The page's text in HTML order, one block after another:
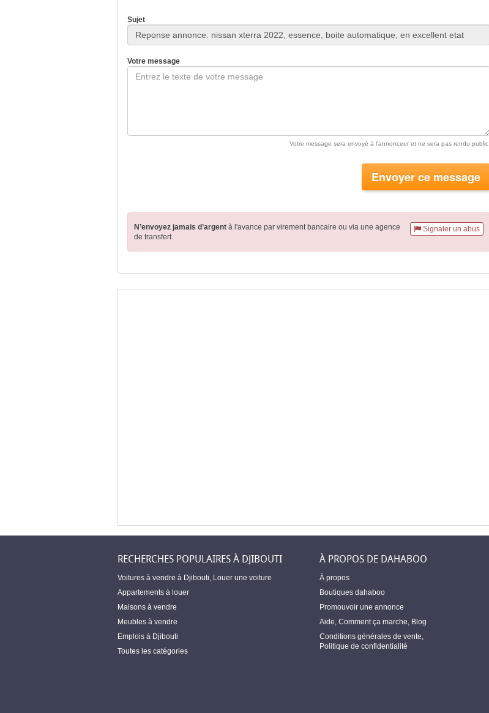
Sujet
Votre message
Votre message sera envoyé à l'annonceur et ne sera pas rendu public.
Envoyer ce message
Signaler un abus
N’envoyez jamais d’argent à l'avance par virement bancaire ou via une agence
de transfert.
RECHERCHES POPULAIRES À DJIBOUTI
Voitures à vendre à Djibouti Louer une voiture
Appartements à louer
Maisons à vendre
Meubles à vendre
Emplois à Djibouti
Toutes les catégories
À PROPOS DE DAHABOO
À propos
Boutiques dahaboo
Promouvoir une annonce
Aide Comment ça marche Blog
Conditions générales de vente
Politique de confidentialité